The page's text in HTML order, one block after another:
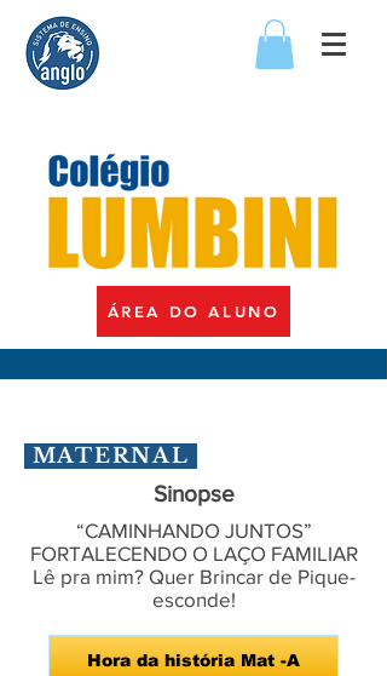
ÁREA DO ALUNO
MATERNAL
Sinopse
“CAMINHANDO JUNTOS”
FORTALECENDO O LAÇO FAMILIAR
Lê pra mim? Quer Brincar de Pique-
esconde!
Hora da história Mat -A